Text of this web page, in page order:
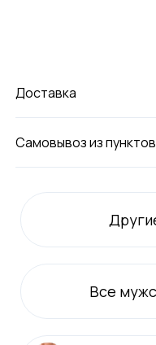
Доставка
Самовывоз из пунктов
Все